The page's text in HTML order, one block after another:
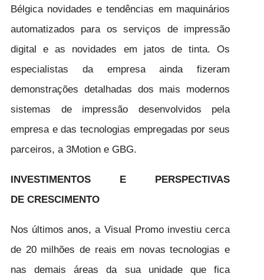
Bélgica novidades e tendências em maquinários
automatizados para os serviços de impressão
digital e as novidades em jatos de tinta. Os
especialistas da empresa ainda fizeram
demonstrações detalhadas dos mais modernos
sistemas de impressão desenvolvidos pela
empresa e das tecnologias empregadas por seus
parceiros, a 3Motion e GBG.
INVESTIMENTOS E PERSPECTIVAS
DE CRESCIMENTO
Nos últimos anos, a Visual Promo investiu cerca
de 20 milhões de reais em novas tecnologias e
nas demais áreas da sua unidade que fica